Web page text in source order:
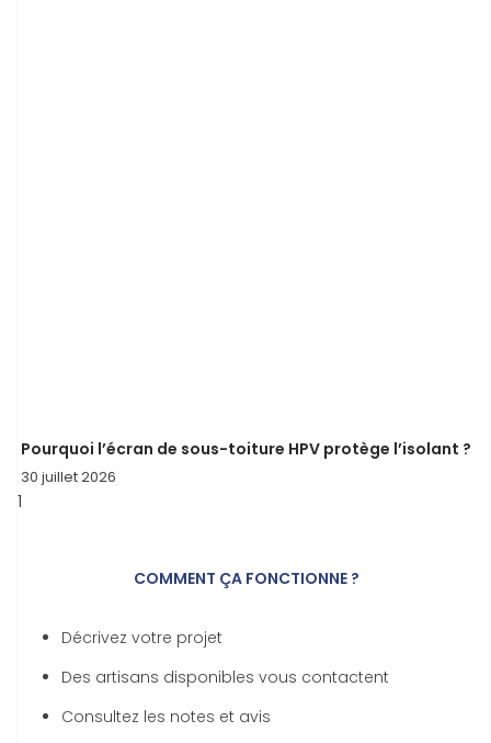
Pourquoi l’écran de sous-toiture HPV protège l’isolant ?
30 juillet 2026
COMMENT ÇA FONCTIONNE ?
Décrivez votre projet
Des artisans disponibles vous contactent
Consultez les notes et avis